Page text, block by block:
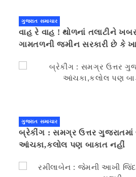
ગુજરાત સમાચાર
વાહ રે વાહ ! થોળનાં તલાટીને
ગામતળની જમીન સરકારી છે કે
ગુજરાત સમાચાર
બ્રેકીંગ : સમગ્ર ઉત્તર ગુજરાતમાં
આંચકા,કલોલ પણ બાકાત નહીં